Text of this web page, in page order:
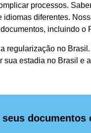
processos.
diferentes.
incluindo o
regularização no
sua estadia no Brasil e
seus documentos